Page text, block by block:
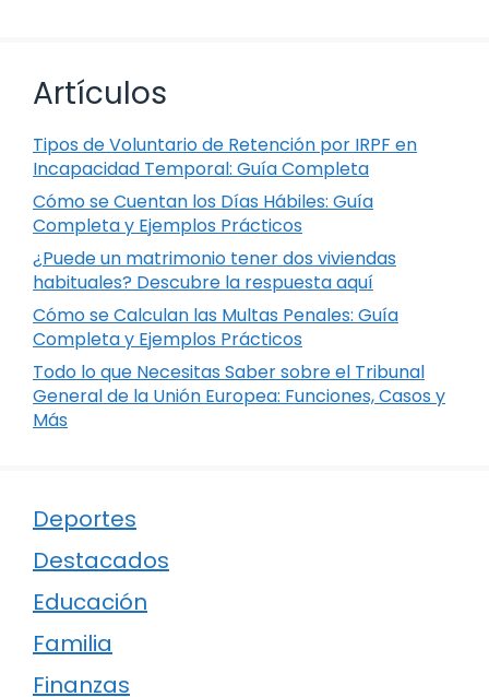
Artículos
Tipos de Voluntario de Retención por IRPF en
Incapacidad Temporal: Guía Completa
Cómo se Cuentan los Días Hábiles: Guía
Completa y Ejemplos Prácticos
¿Puede un matrimonio tener dos viviendas
habituales? Descubre la respuesta aquí
Cómo se Calculan las Multas Penales: Guía
Completa y Ejemplos Prácticos
Todo lo que Necesitas Saber sobre el Tribunal
General de la Unión Europea: Funciones, Casos y
Más
Deportes
Destacados
Educación
Familia
Finanzas